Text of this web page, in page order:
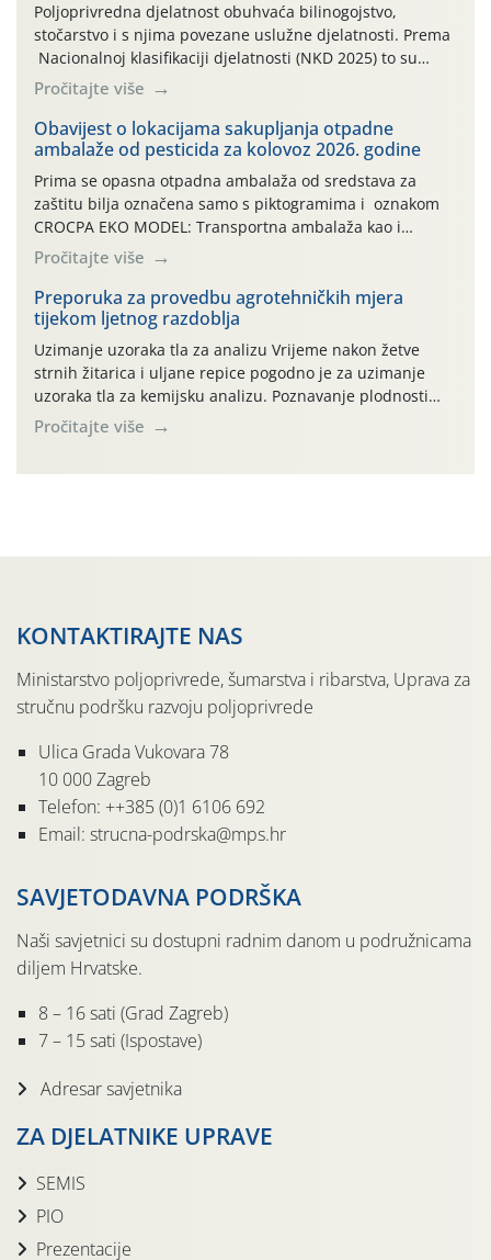
Poljoprivredna djelatnost obuhvaća bilinogojstvo,
stočarstvo i s njima povezane uslužne djelatnosti. Prema
Nacionalnoj klasifikaciji djelatnosti (NKD 2025) to su
skupne 01.1, 01.2, 01.3, 01.4, 01.5 i 01.6. Djelatnost
prerade poljoprivrednih proizvoda je svako djelovanje na
poljoprivredni proizvod čiji je rezultat proizvod koji
također može biti poljoprivredni proizvod poput npr.
maslinovog ulja, bučinog ulja, vino od […]
Pročitajte više
Obavijest o lokacijama sakupljanja otpadne
ambalaže od pesticida za kolovoz 2026. godine
Prima se opasna otpadna ambalaža od sredstava za
zaštitu bilja označena samo s piktogramima i oznakom
CROCPA EKO MODEL: Transportna ambalaža kao i
ambalaža drugih proizvoda koji nisu sredstva za zaštitu
bilja (npr. ambalaža od mineralnih gnojiva,) se ne
prihvaća. Korisnicima je osiguran besplatni povrat
prazne ambalaže isključivo ovih tvrtki: AGROCHEM-MAKS,
AGRONOM, ALBAUGH TKI* (PINUS […]
Pročitajte više
Preporuka za provedbu agrotehničkih mjera
tijekom ljetnog razdoblja
Uzimanje uzoraka tla za analizu Vrijeme nakon žetve
strnih žitarica i uljane repice pogodno je za uzimanje
uzoraka tla za kemijsku analizu. Poznavanje plodnosti
parcele temelj je za pravilnu gnojidbu. Samo
izbalansiranom i pravodobnom gnojidbom možemo
Pročitajte više
KONTAKTIRAJTE NAS
Ministarstvo poljoprivrede, šumarstva i ribarstva, Uprava za
stručnu podršku razvoju poljoprivrede
Ulica Grada Vukovara 78
10 000 Zagreb
Telefon: ++385 (0)1 6106 692
Email: strucna-podrska@mps.hr
SAVJETODAVNA PODRŠKA
Naši savjetnici su dostupni radnim danom u podružnicama
diljem Hrvatske.
8 – 16 sati (Grad Zagreb)
7 – 15 sati (Ispostave)
Adresar savjetnika
ZA DJELATNIKE UPRAVE
SEMIS
PIO
Prezentacije